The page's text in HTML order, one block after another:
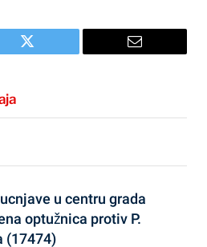
Twitter Email
u centru grada
optužnica protiv P.
(17474)